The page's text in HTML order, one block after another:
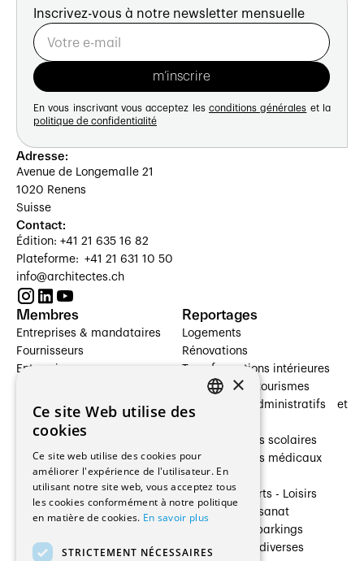
Inscrivez-vous à notre newsletter mensuelle
En vous inscrivant vous acceptez les conditions générales et la
politique de confidentialité
Adresse:
Avenue de Longemalle 21
1020 Renens
Suisse
Contact:
Édition: +41 21 635 16 82
Plateforme: +41 21 631 10 50
info@architectes.ch
Membres
Entreprises & mandataires
Fournisseurs
Entreprises
Architectes paysagistes
Architectes d'intérieur
Entreprises générales
Ingénieurs et mandataires
Fabricants / Fournisseurs
Régies immobilières
Reportages
Logements
Rénovations
Transformations intérieures
Hôtelleries et tourismes
Bâtiments administratifs et
Établissements scolaires
Établissements médicaux
Villas
Cultures - Sports - Loisirs
Industrie - Artisanat
Transports et parkings
Constructions diverses
×
Ce site Web utilise des
cookies
Ce site web utilise des cookies pour
améliorer l'expérience de l'utilisateur. En
utilisant notre site web, vous acceptez tous
les cookies conformément à notre politique
en matière de cookies. En savoir plus
STRICTEMENT NÉCESSAIRES